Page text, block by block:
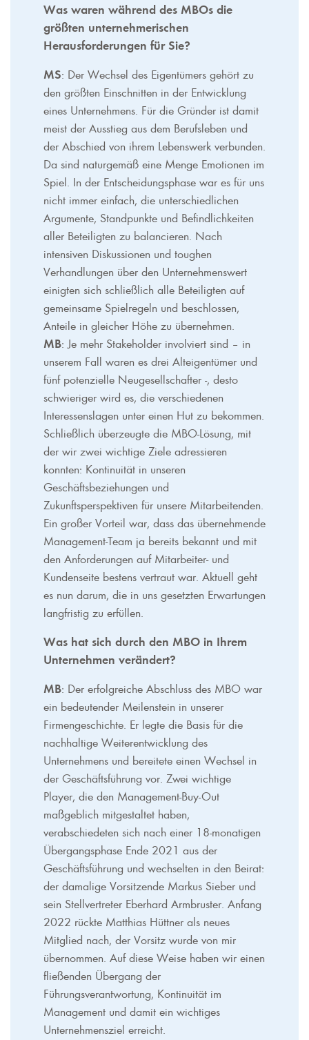
Was waren während des MBOs die
größten unternehmerischen
Herausforderungen für Sie?
MS: Der Wechsel des Eigentümers gehört zu
den größten Einschnitten in der Entwicklung
eines Unternehmens. Für die Gründer ist damit
meist der Ausstieg aus dem Berufsleben und
der Abschied von ihrem Lebenswerk verbunden.
Da sind naturgemäß eine Menge Emotionen im
Spiel. In der Entscheidungsphase war es für uns
nicht immer einfach, die unterschiedlichen
Argumente, Standpunkte und Befindlichkeiten
aller Beteiligten zu balancieren. Nach
intensiven Diskussionen und toughen
Verhandlungen über den Unternehmenswert
einigten sich schließlich alle Beteiligten auf
gemeinsame Spielregeln und beschlossen,
Anteile in gleicher Höhe zu übernehmen.
MB: Je mehr Stakeholder involviert sind – in
unserem Fall waren es drei Alteigentümer und
fünf potenzielle Neugesellschafter -, desto
schwieriger wird es, die verschiedenen
Interessenslagen unter einen Hut zu bekommen.
Schließlich überzeugte die MBO-Lösung, mit
der wir zwei wichtige Ziele adressieren
konnten: Kontinuität in unseren
Geschäftsbeziehungen und
Zukunftsperspektiven für unsere Mitarbeitenden.
Ein großer Vorteil war, dass das übernehmende
Management-Team ja bereits bekannt und mit
den Anforderungen auf Mitarbeiter- und
Kundenseite bestens vertraut war. Aktuell geht
es nun darum, die in uns gesetzten Erwartungen
langfristig zu erfüllen.
Was hat sich durch den MBO in Ihrem
Unternehmen verändert?
MB: Der erfolgreiche Abschluss des MBO war
ein bedeutender Meilenstein in unserer
Firmengeschichte. Er legte die Basis für die
nachhaltige Weiterentwicklung des
Unternehmens und bereitete einen Wechsel in
der Geschäftsführung vor. Zwei wichtige
Player, die den Management-Buy-Out
maßgeblich mitgestaltet haben,
verabschiedeten sich nach einer 18-monatigen
Übergangsphase Ende 2021 aus der
Geschäftsführung und wechselten in den Beirat:
der damalige Vorsitzende Markus Sieber und
sein Stellvertreter Eberhard Armbruster. Anfang
2022 rückte Matthias Hüttner als neues
Mitglied nach, der Vorsitz wurde von mir
übernommen. Auf diese Weise haben wir einen
fließenden Übergang der
Führungsverantwortung, Kontinuität im
Management und damit ein wichtiges
Unternehmensziel erreicht.